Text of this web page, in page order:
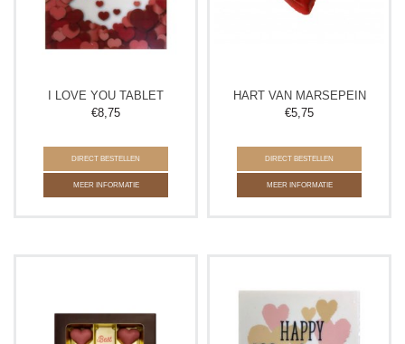
I LOVE YOU TABLET
€8,75
DIRECT BESTELLEN
MEER INFORMATIE
HART VAN MARSEPEIN
€5,75
DIRECT BESTELLEN
MEER INFORMATIE